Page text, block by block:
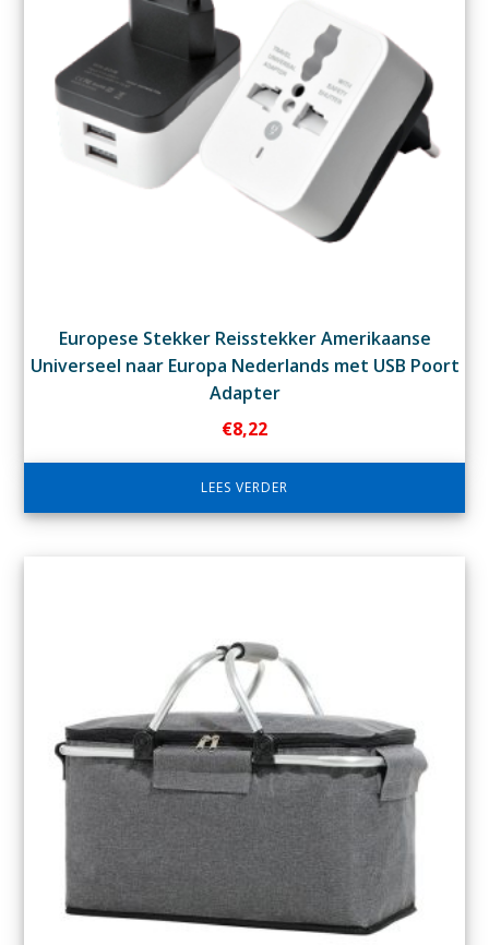
Europese Stekker Reisstekker Amerikaanse
Universeel naar Europa Nederlands met USB Poort
Adapter
€8,22
LEES VERDER